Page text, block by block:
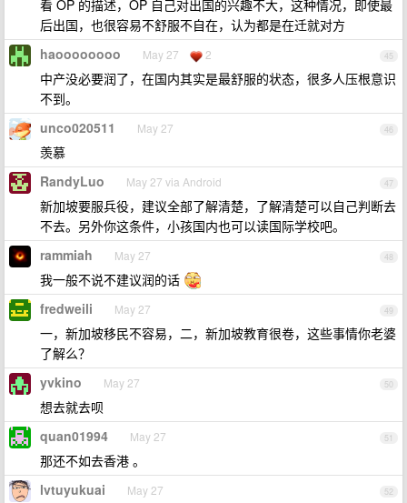
看 OP 的描述，OP 自己对出国的兴趣不大，这种情况，即使最
后出国，也很容易不舒服不自在，认为都是在迁就对方
45
haoooooooo May 27 2
中产没必要润了，在国内其实是最舒服的状态，很多人压根意识
不到。
46
unco020511 May 27
羡慕
47
RandyLuo May 27 via Android
新加坡要服兵役，建议全部了解清楚，了解清楚可以自己判断去
不去。另外你这条件，小孩国内也可以读国际学校吧。
48
rammiah May 27
我一般不说不建议润的话
49
fredweili May 27
一，新加坡移民不容易，二，新加坡教育很卷，这些事情你老婆
了解么？
50
yvkino May 27
想去就去呗
51
quan01994 May 27
那还不如去香港 。
52
lvtuyukuai May 27